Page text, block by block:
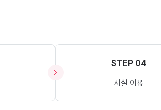
STEP 04
시설 이용